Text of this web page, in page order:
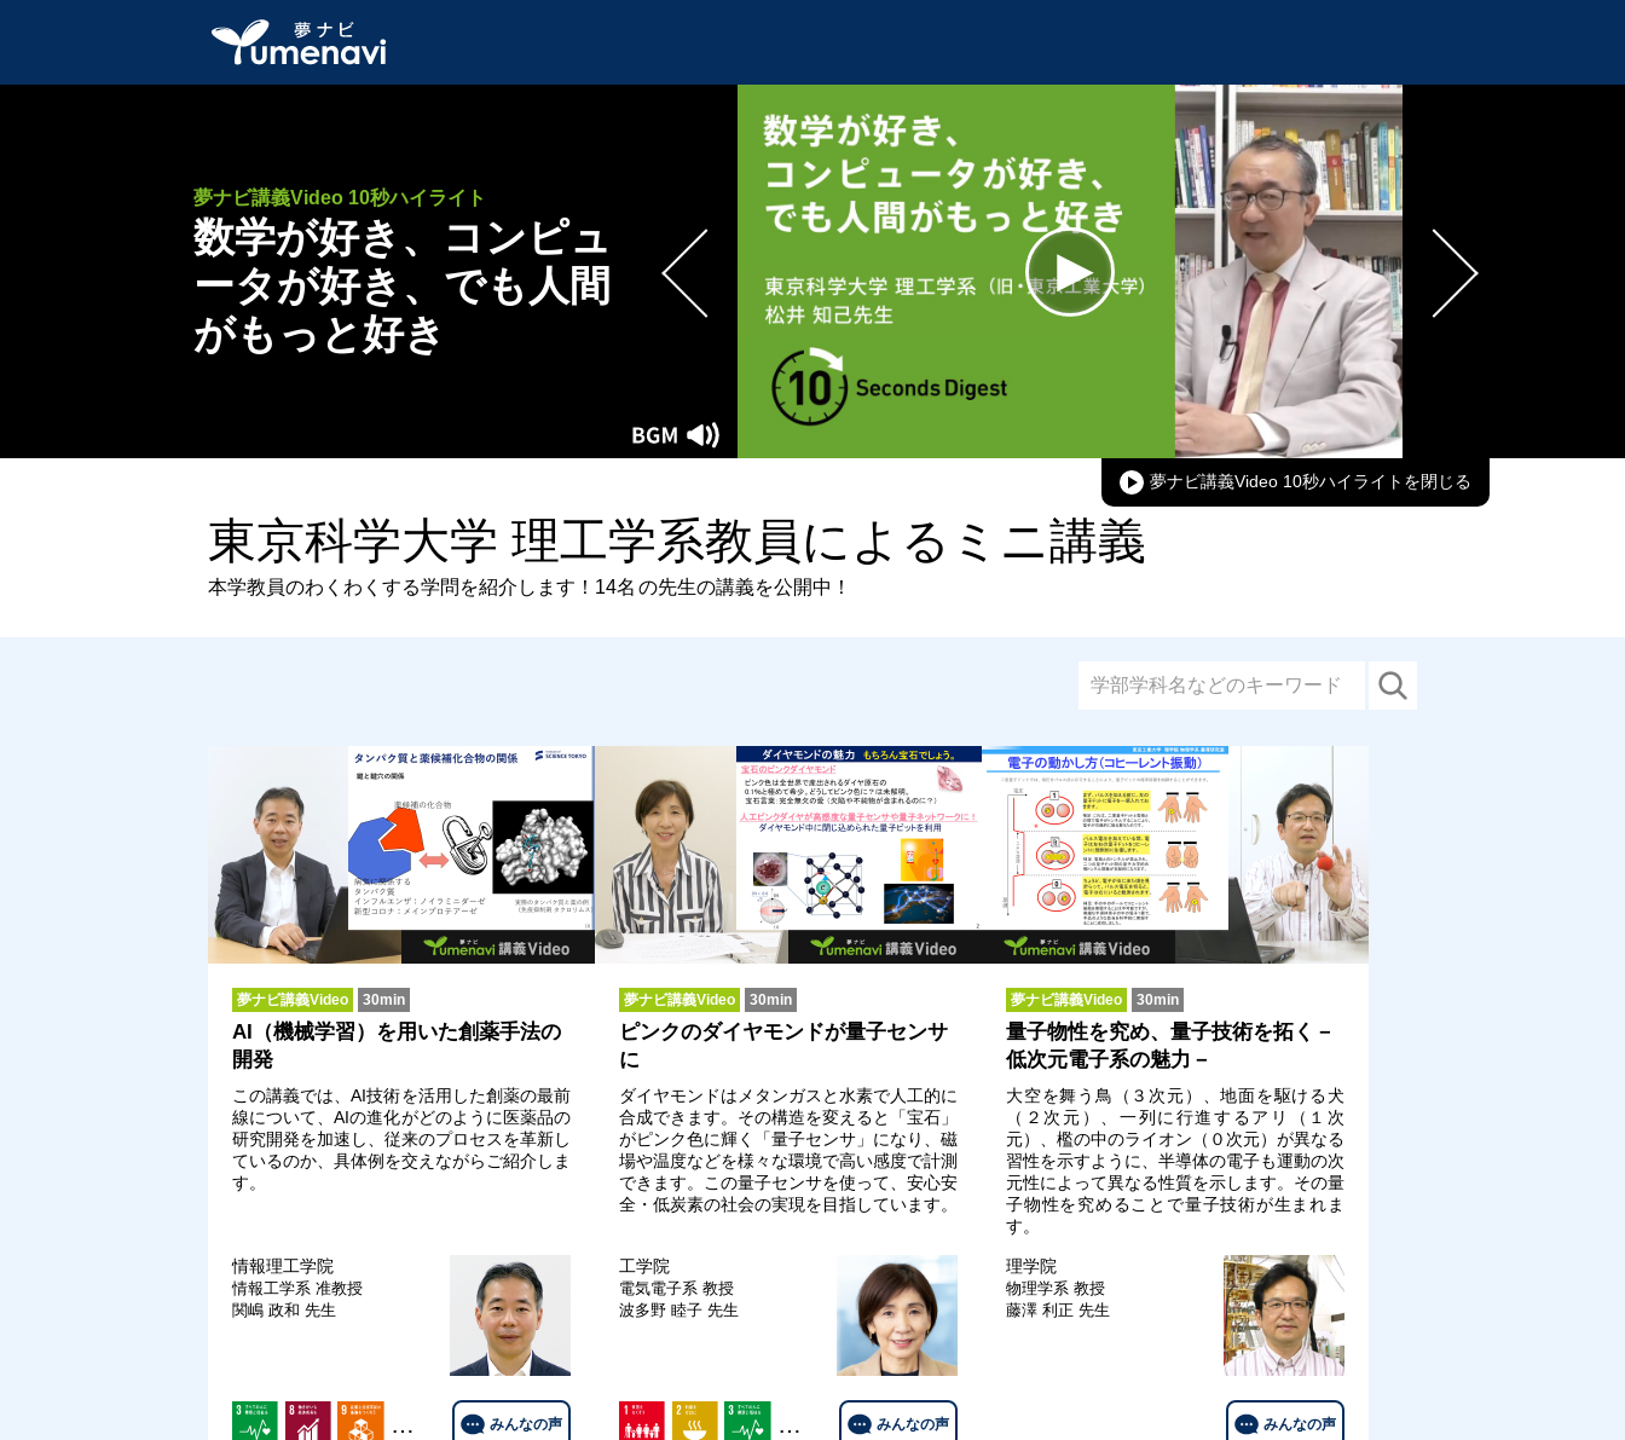
夢ナビ講義Video 10秒ハイライト
数学が好き、コンピュ
ータが好き、でも人間
がもっと好き
Picture-
in-
Fullscreen
夢ナビ講義Video 10秒ハイライト
東京科学大学 理工学系教員によるミニ講義
本学教員のわくわくする学問を紹介します！ 14名 の先生の講義を公開中！
夢ナビ講義Video 30min
AI（機械学習）を用いた創薬手法の
開発
この講義では、AI技術を活用した創薬の最前
線について、AIの進化がどのように医薬品の
研究開発を加速し、従来のプロセスを革新し
ているのか、具体例を交えながらご紹介しま
す。
情報理工学院
情報工学系 准教授
関嶋 政和 先生
… みんなの声
夢ナビ講義Video 30min
ピンクのダイヤモンドが量子センサ
に
ダイヤモンドはメタンガスと水素で人工的に
合成できます。その構造を変えると「宝石」
がピンク色に輝く「量子センサ」になり、磁
場や温度などを様々な環境で高い感度で計測
できます。この量子センサを使って、安心安
全・低炭素の社会の実現を目指しています。
工学院
電気電子系 教授
波多野 睦子 先生
… みんなの声
夢ナビ講義Video 30min
量子物性を究め、量子技術を拓く－
低次元電子系の魅力－
大空を舞う鳥（３次元）、地面を駆ける犬
（２次元）、一列に行進するアリ（１次
元）、檻の中のライオン（０次元）が異なる
習性を示すように、半導体の電子も運動の次
元性によって異なる性質を示します。その量
子物性を究めることで量子技術が生まれま
す。
理学院
物理学系 教授
藤澤 利正 先生
みんなの声